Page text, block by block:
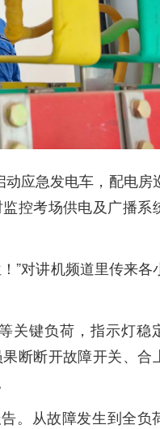
应急发电车，配电房
控考场供电及广播系
”对讲机频道里传来各
关键负荷，指示灯稳
断断开故障开关、合
。从故障发生到全负